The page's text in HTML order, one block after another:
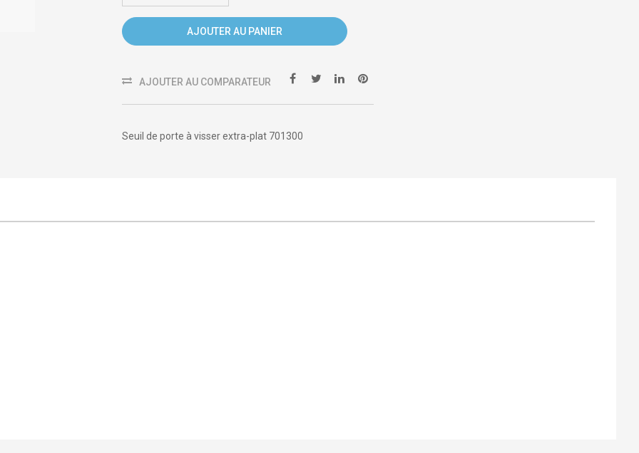
AJOUTER AU PANIER
AJOUTER AU COMPARATEUR
Seuil de porte à visser extra-plat 701300